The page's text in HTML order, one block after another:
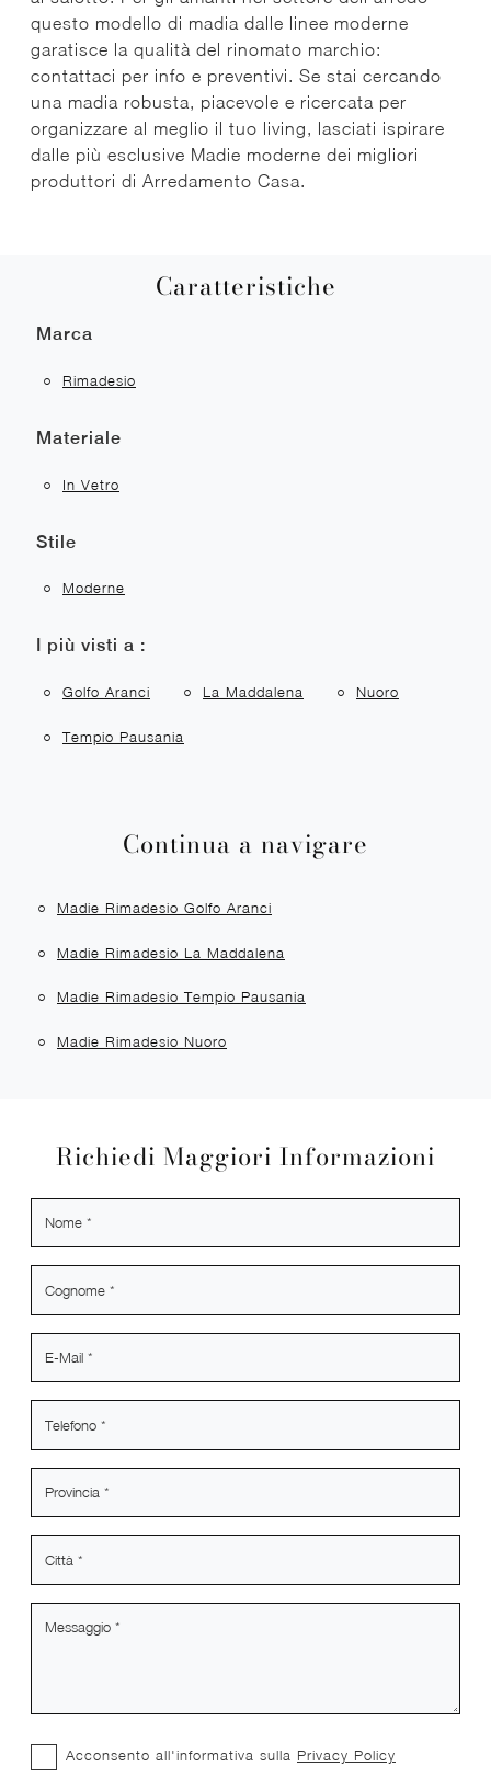
questo modello di madia dalle linee moderne
garatisce la qualità del rinomato marchio:
contattaci per info e preventivi. Se stai cercando
una madia robusta, piacevole e ricercata per
organizzare al meglio il tuo living, lasciati ispirare
dalle più esclusive Madie moderne dei migliori
produttori di Arredamento Casa.
Caratteristiche
Marca
Rimadesio
Materiale
In Vetro
Stile
Moderne
I più visti a :
Golfo Aranci La Maddalena Nuoro
Tempio Pausania
Continua a navigare
Madie Rimadesio Golfo Aranci
Madie Rimadesio La Maddalena
Madie Rimadesio Tempio Pausania
Madie Rimadesio Nuoro
Richiedi Maggiori Informazioni
Acconsento all'informativa sulla Privacy Policy